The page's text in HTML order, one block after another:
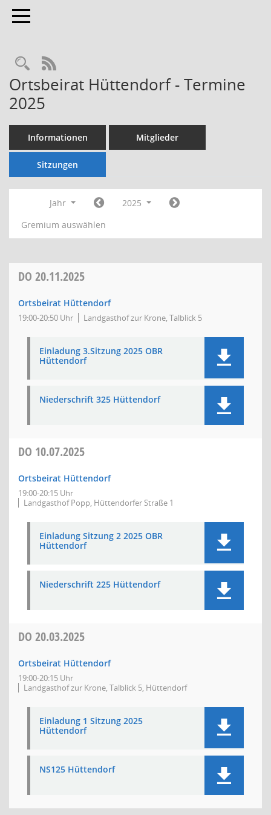
Toggle navigation
Rechercheauswahl
RSS-Feed
Ortsbeirat Hüttendorf - Termine
2025
Informationen Mitglieder
Sitzungen
Jahr
2025
Gremium auswählen
DO 20.11.2025
Ortsbeirat Hüttendorf
19:00-20:50 Uhr Landgasthof zur Krone, Talblick 5
Einladung 3.Sitzung 2025 OBR
Hüttendorf
Niederschrift 325 Hüttendorf
DO 10.07.2025
Ortsbeirat Hüttendorf
19:00-20:15 Uhr
Landgasthof Popp, Hüttendorfer Straße 1
Einladung Sitzung 2 2025 OBR
Hüttendorf
Niederschrift 225 Hüttendorf
DO 20.03.2025
Ortsbeirat Hüttendorf
19:00-20:15 Uhr
Landgasthof zur Krone, Talblick 5, Hüttendorf
Einladung 1 Sitzung 2025
Hüttendorf
NS125 Hüttendorf